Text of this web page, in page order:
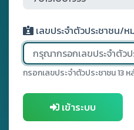
เลขประจำตัวประชาชน/
กรอกเลขประจำตัวประชาชน 13
เข้าระบบ